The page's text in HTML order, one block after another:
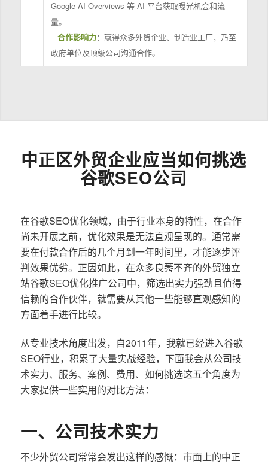
Google AI Overviews 等 AI 平台获取曝光机会和流
量。
–合作影响力：赢得众多外贸企业、制造业工厂，乃至
政府单位及顶级公司沟通合作。
中正区外贸企业应当如何挑选
谷歌SEO公司
在谷歌SEO优化领域，由于行业本身的特性，在合作
尚未开展之前，优化效果是无法直观呈现的。通常需
要在付款合作后的几个月到一年时间里，才能逐步评
判效果优劣。正因如此，在众多良莠不齐的外贸独立
站谷歌SEO优化推广公司中，筛选出实力强劲且值得
信赖的合作伙伴，就需要从其他一些能够直观感知的
方面着手进行比较。
从专业技术角度出发，自2011年，我就已经进入谷歌
SEO行业，积累了大量实战经验，下面我会从公司技
术实力、服务、案例、费用、如何挑选这五个角度为
大家提供一些实用的对比方法：
一、公司技术实力
不少外贸公司常常会发出这样的感慨：市面上的中正